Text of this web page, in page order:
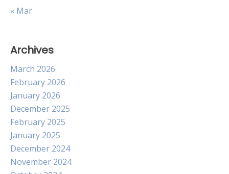
« Mar
Archives
March 2026
February 2026
January 2026
December 2025
February 2025
January 2025
December 2024
November 2024